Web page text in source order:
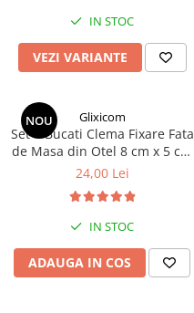
Markere Multisuprafete
IN STOC
VEZI VARIANTE
NOU Glixicom
Set 4 Bucati Clema Fixare Fata
de Masa din Otel 8 cm x 5 cm
G Glixicom®
24,00 Lei
IN STOC
ADAUGA IN COS